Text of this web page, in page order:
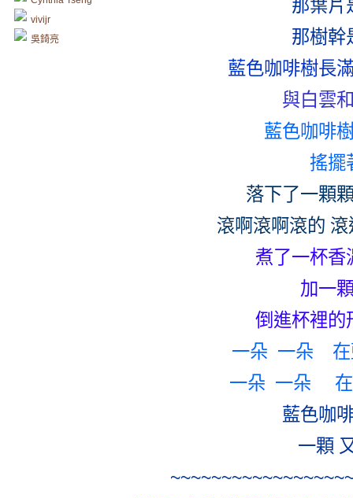
vivijr
吳錡亮
那葉片
那樹幹
藍色咖啡樹長
與白雲
藍色咖啡
搖擺
落下了一顆
滾啊滾啊滾的
煮了一杯香
加一
倒進杯裡的
一朵 一朵 在
一朵 一朵 在
藍色咖
一顆